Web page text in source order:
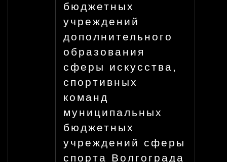
бюджетных
учреждений
дополнительного
образования
сферы искусства,
спортивных
команд
муниципальных
бюджетных
учреждений сферы
спорта Волгограда